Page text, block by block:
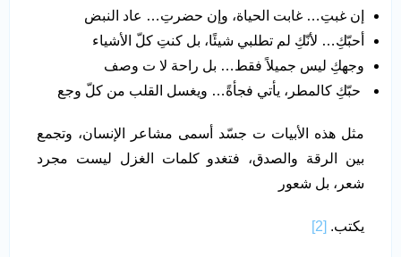
إن غبتِ… غابت الحياة، وإن حضرتِ… عاد النبض
أحبّكِ… لأنّكِ لم تطلبي شيئًا، بل كنتِ كلّ الأشياء
وجهكِ ليس جميلاً فقط… بل راحة لا ت وصف
حبّكِ كالمطر، يأتي فجأةً… ويغسل القلب من كلّ وجع
مثل هذه الأبيات ت جسّد أسمى مشاعر الإنسان، وتجمع
بين الرقة والصدق، فتغدو كلمات الغزل ليست مجرد
شعر، بل شعور
يكتب. [2]